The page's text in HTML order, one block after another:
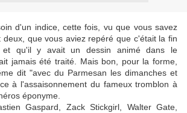
d'un indice, cette fois, vu que vous savez
deux, que vous aviez repéré que c'était la fin
et qu'il y avait un dessin animé dans le
jamais été traité. Mais bon, pour la forme,
dit "avec du Parmesan les dimanches et
à l'assaisonnement du fameux tromblon à
éponyme.
Gaspard, Zack Stickgirl, Walter Gate,